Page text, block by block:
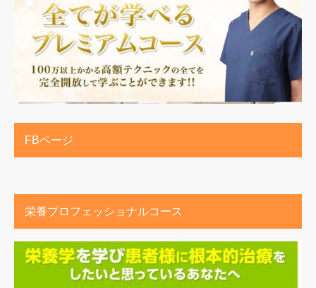
FBページ
栄養プロフェッショナルコース